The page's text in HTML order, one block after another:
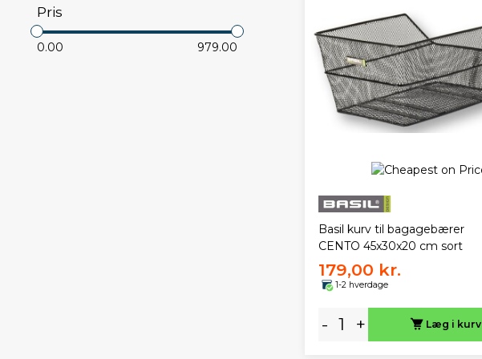
Pris
0.00 979.00
Basil kurv til bagagebærer
CENTO 45x30x20 cm sort
179,00 kr.
1-2 hverdage
- + Læg i kurv